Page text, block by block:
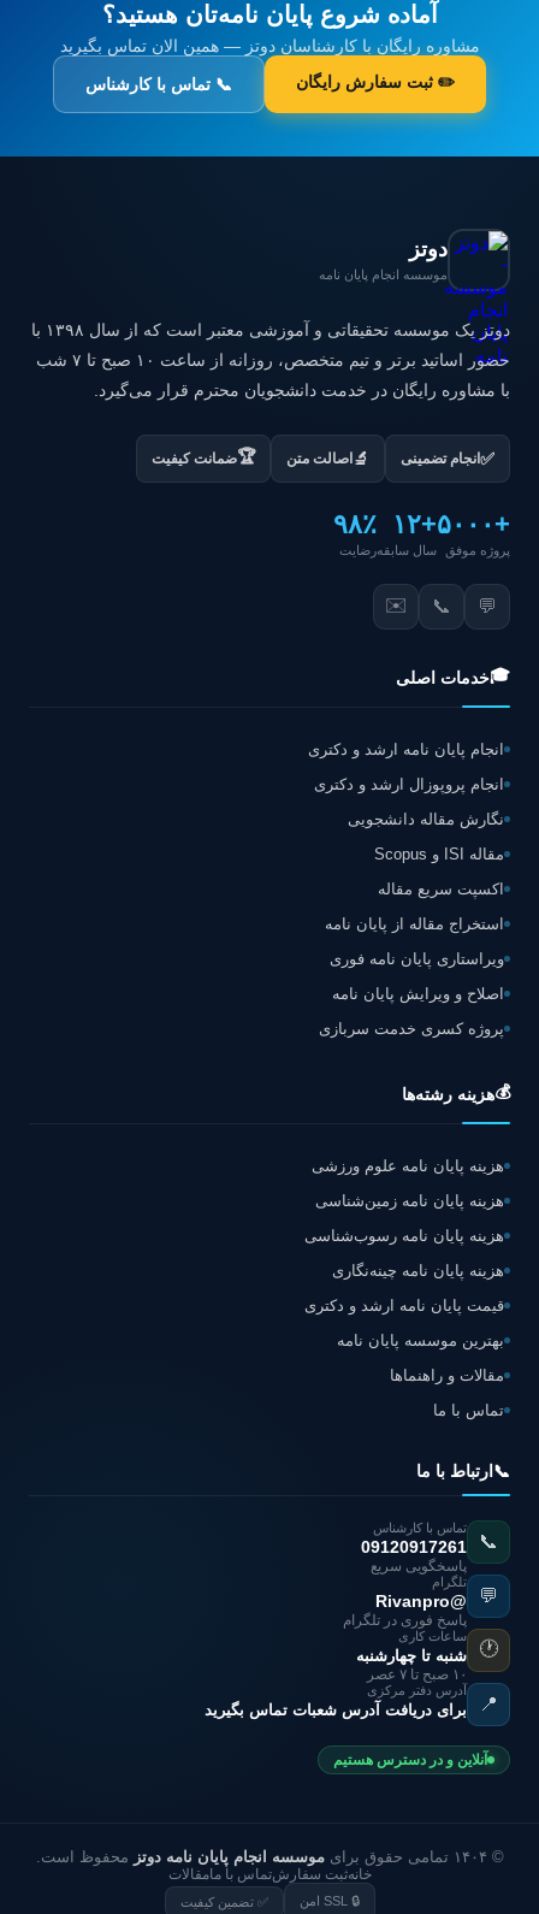
آماده شروع پایان نامه‌تان هستید؟
مشاوره رایگان با کارشناسان دوتز — همین الان تماس بگیرید
✏️ ثبت سفارش رایگان 📞 تماس با کارشناس
دوتز
موسسه انجام پایان نامه
دوتز یک موسسه تحقیقاتی و آموزشی معتبر است که از سال ۱۳۹۸ با
حضور اساتید برتر و تیم متخصص، روزانه از ساعت ۱۰ صبح تا ۷ شب
با مشاوره رایگان در خدمت دانشجویان محترم قرار می‌گیرد.
✅ انجام تضمینی 🔬 اصالت متن 🏆ضمانت کیفیت
+۵۰۰۰
پروژه موفق
+۱۲
سال سابقه
۹۸٪
رضایت
💬
📞
✉️
🎓خدمات اصلی
انجام پایان نامه ارشد و دکتری
انجام پروپوزال ارشد و دکتری
نگارش مقاله دانشجویی
مقاله ISI و Scopus
اکسپت سریع مقاله
استخراج مقاله از پایان نامه
ویراستاری پایان نامه فوری
اصلاح و ویرایش پایان نامه
پروژه کسری خدمت سربازی
💰هزینه رشته‌ها
هزینه پایان نامه علوم ورزشی
هزینه پایان نامه زمین‌شناسی
هزینه پایان نامه رسوب‌شناسی
هزینه پایان نامه چینه‌نگاری
قیمت پایان نامه ارشد و دکتری
بهترین موسسه پایان نامه
مقالات و راهنماها
تماس با ما
📞 ارتباط با ما
📞
تماس با کارشناس
09120917261
پاسخگویی سریع
💬
تلگرام
@Rivanpro
پاسخ فوری در تلگرام
🕐
ساعات کاری
شنبه تا چهارشنبه
۱۰ صبح تا ۷ عصر
📍
آدرس دفتر مرکزی
برای دریافت آدرس شعبات تماس بگیرید
آنلاین و در دسترس هستیم
© ۱۴۰۴ تمامی حقوق برای موسسه انجام پایان نامه دوتز
محفوظ است.
خانهثبت سفارشتماس با مامقالات
🔒 SSL امن ✅ تضمین کیفیت